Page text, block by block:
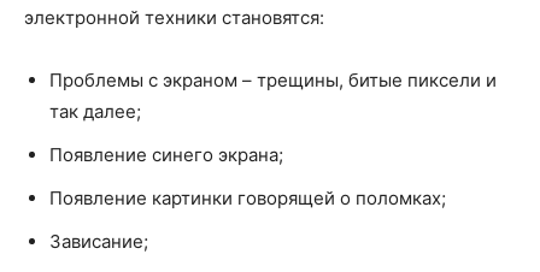
электронной техники становятся:
Проблемы с экраном – трещины, битые пиксели и
так далее;
Появление синего экрана;
Появление картинки говорящей о поломках;
Зависание;